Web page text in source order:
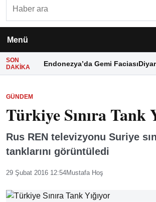
Menü
SON
DAKIKA
Endonezya’da Gemi Faciası
GÜNDEM
Türkiye Sınıra Tank
Rus REN televizyonu Suriye
tanklarını görüntüledi
29 Şubat 2016 12:54Mustafa Hoş